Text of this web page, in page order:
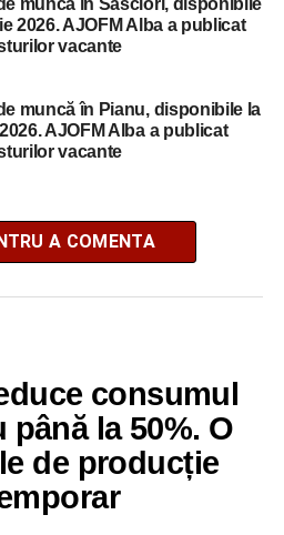
muncă în Săsciori, disponibile
2026. AJOFM Alba a publicat
vacante
muncă în Pianu, disponibile la
AJOFM Alba a publicat
vacante
A COMENTA
consumul
până la 50%. O
de producție